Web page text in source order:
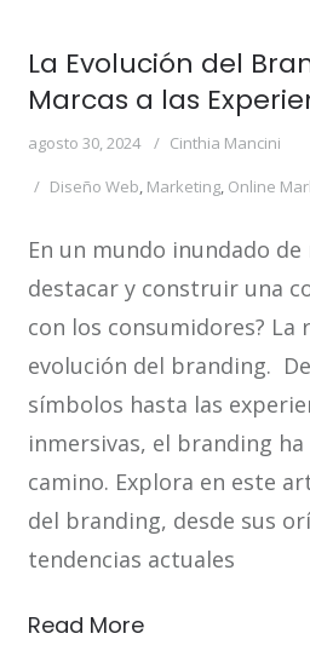
La Evolución del
Marcas a las
agosto 30, 2024
Cinthia Mancini
Diseño Web, Marketing, Online
En un mundo inundado de
destacar y construir una
con los consumidores? La
evolución del branding.
símbolos hasta las
inmersivas, el branding
camino. Explora en este
del branding, desde sus
tendencias actuales
Read More